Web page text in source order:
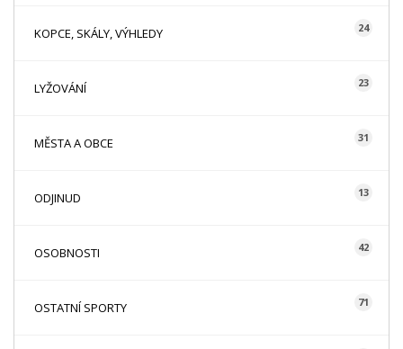
KOPCE, SKÁLY, VÝHLEDY 24
LYŽOVÁNÍ 23
MĚSTA A OBCE 31
ODJINUD 13
OSOBNOSTI 42
OSTATNÍ SPORTY 71